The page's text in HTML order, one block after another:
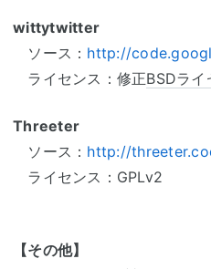
wittytwitter
ソース： http://
ライセンス：修正BSDライ
Threeter
ソース： http://
ライセンス：GPLv2
【その他】